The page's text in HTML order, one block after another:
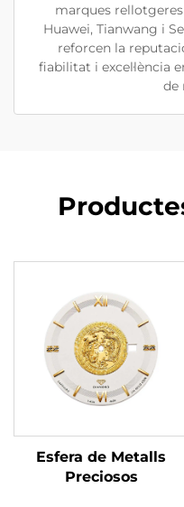
marques
Huawei, Tianwang i
reforcen la
fiabilitat i excel·lència
de
Esfera de Metalls
Preciosos